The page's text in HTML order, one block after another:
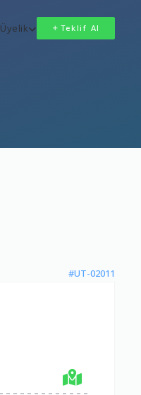
Üyelik Teklif Al
#UT-02011